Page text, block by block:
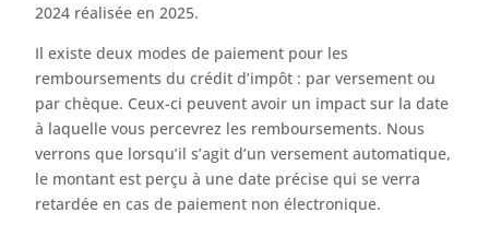
2024 réalisée en 2025.
Il existe deux modes de paiement pour les
remboursements du crédit d’impôt : par versement ou
par chèque. Ceux-ci peuvent avoir un impact sur la date
à laquelle vous percevrez les remboursements. Nous
verrons que lorsqu’il s’agit d’un versement automatique,
le montant est perçu à une date précise qui se verra
retardée en cas de paiement non électronique.